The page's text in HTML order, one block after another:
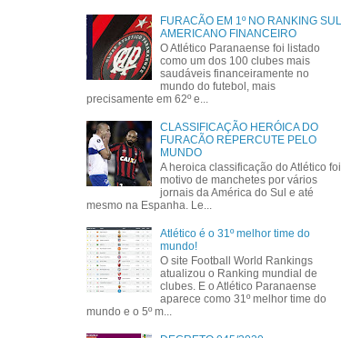
FURACÃO EM 1º NO RANKING SUL
AMERICANO FINANCEIRO
O Atlético Paranaense foi listado
como um dos 100 clubes mais
saudáveis financeiramente no
mundo do futebol, mais
precisamente em 62º e...
CLASSIFICAÇÃO HERÓICA DO
FURACÃO REPERCUTE PELO
MUNDO
A heroica classificação do Atlético foi
motivo de manchetes por vários
jornais da América do Sul e até
mesmo na Espanha. Le...
Atlético é o 31º melhor time do
mundo!
O site Football World Rankings
atualizou o Ranking mundial de
clubes. E o Atlético Paranaense
aparece como 31º melhor time do
mundo e o 5º m...